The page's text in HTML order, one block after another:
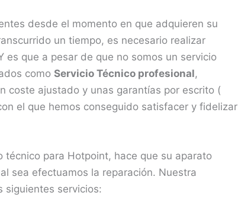
desde el momento en que adquieren su
un tiempo, es necesario realizar
es que a pesar de que no somos un servicio
como Servicio Técnico profesional,
coste ajustado y unas garantías por escrito (
el que hemos conseguido satisfacer y fidelizar
para Hotpoint, hace que su aparato
sea efectuamos la reparación. Nuestra
siguientes servicios: